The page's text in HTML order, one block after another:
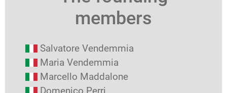
members
Salvatore Vendemmia
Maria Vendemmia
Marcello Maddalone